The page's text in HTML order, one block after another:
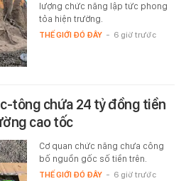
lượng chức năng lập tức phong
tỏa hiện trường.
THẾ GIỚI ĐÓ ĐÂY - 6 giờ trước
tông chứa 24 tỷ đồng tiền
cao tốc
Cơ quan chức năng chưa công
bố nguồn gốc số tiền trên.
THẾ GIỚI ĐÓ ĐÂY - 6 giờ trước